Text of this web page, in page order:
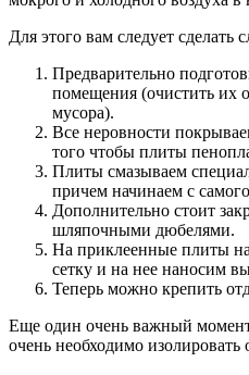
Для этого вам следует сделать
Предварительно
помещения (очистить их
мусора).
Все неровности
того чтобы плиты
Плиты смазываем
причем начинаем с
Дополнительно стоит
шляпочными дюбелями.
На приклеенные плиты
сетку и на нее наносим
Теперь можно крепить
Еще один очень важный
очень необходимо изолировать